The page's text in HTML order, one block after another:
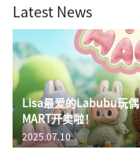
Latest News
Lisa最爱的Labubu玩
MART开卖啦！
2025.07.10